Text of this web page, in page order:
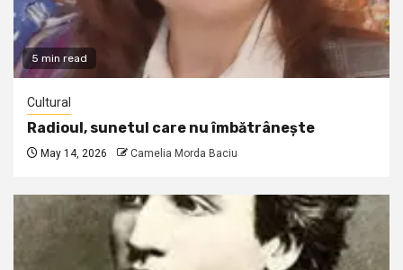
5 min read
Cultural
Radioul, sunetul care nu îmbătrânește
May 14, 2026 Camelia Morda Baciu